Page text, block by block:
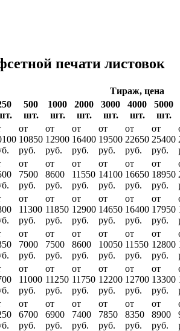
печати листовок
Тираж, цена
500
шт.
1000
шт.
2000
шт.
3000
шт.
4000
шт.
5000
шт.
от
10850
руб.
от
12900
руб.
от
16400
руб.
от
19500
руб.
от
22650
руб.
от
25400
руб.
от
7500
руб.
от
8600
руб.
от
11550
руб.
от
14100
руб.
от
16650
руб.
от
18950
руб.
от
11300
руб.
от
11850
руб.
от
12900
руб.
от
14650
руб.
от
16400
руб.
от
17950
руб.
от
7000
руб.
от
7500
руб.
от
8600
руб.
от
10050
руб.
от
11550
руб.
от
12800
руб.
от
11000
руб.
от
11250
руб.
от
11750
руб.
от
12200
руб.
от
12700
руб.
от
13300
руб.
от
6700
руб.
от
6900
руб.
от
7400
руб.
от
7850
руб.
от
8350
руб.
от
8900
руб.